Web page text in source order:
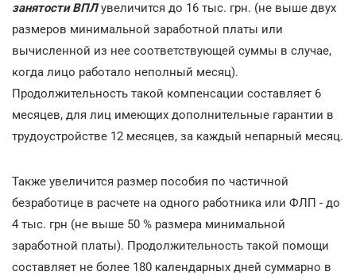
занятости ВПЛувеличится до 16 тыс. грн. (не выше двух
размеров минимальной заработной платы или
вычисленной из нее соответствующей суммы в случае,
когда лицо работало неполный месяц).
Продолжительность такой компенсации составляет 6
месяцев, для лиц имеющих дополнительные гарантии в
трудоустройстве 12 месяцев, за каждый непарный месяц.
Также увеличится размер пособия по частичной
безработице в расчете на одного работника или ФЛП - до
4 тыс. грн (не выше 50 % размера минимальной
заработной платы). Продолжительность такой помощи
составляет не более 180 календарных дней суммарно в